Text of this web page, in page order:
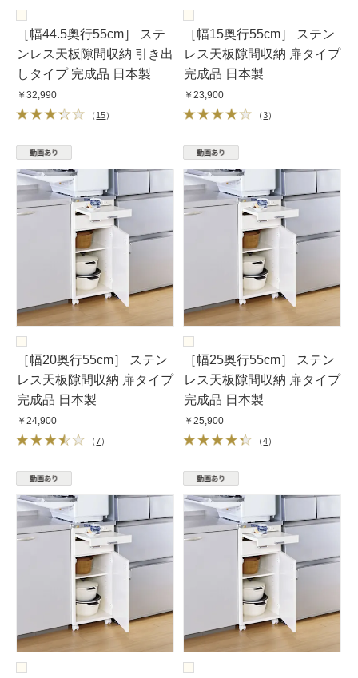
［幅44.5奥行55cm］ ステ
ンレス天板隙間収納 引き出
しタイプ 完成品 日本製
￥32,990
（ 15）
［幅15奥行55cm］ ステン
レス天板隙間収納 扉タイプ
完成品 日本製
￥23,900
（3）
［幅20奥行55cm］ ステン
レス天板隙間収納 扉タイプ
完成品 日本製
￥24,900
（7）
［幅25奥行55cm］ ステン
レス天板隙間収納 扉タイプ
完成品 日本製
￥25,900
（4）